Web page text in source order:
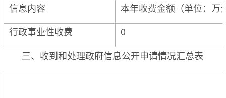
信息内容
本年收费金额（单位：万
行政事业性收费
0
三、收到和处理政府信息公开申请情况汇总表